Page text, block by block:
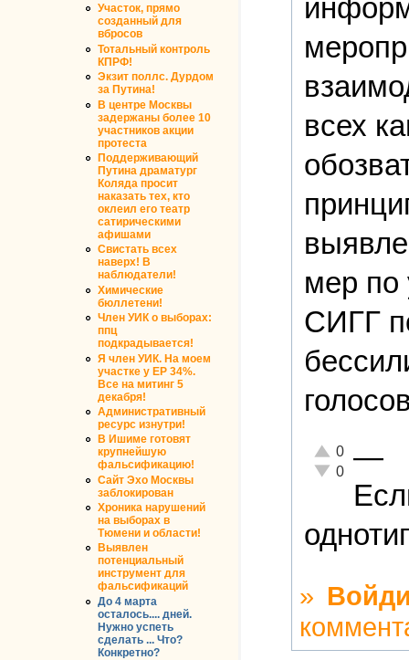
Участок, прямо
созданный для
вбросов
Тотальный контроль
КПРФ!
Экзит поллс. Дурдом
за Путина!
В центре Москвы
задержаны более 10
участников акции
протеста
Поддерживающий
Путина драматург
Коляда просит
наказать тех, кто
оклеил его театр
сатирическими
афишами
Свистать всех
наверх! В
наблюдатели!
Химические
бюллетени!
Член УИК о выборах:
ппц
подкрадывается!
Я член УИК. На моем
участке у ЕР 34%.
Все на митинг 5
декабря!
Административный
ресурс изнутри!
В Ишиме готовят
крупнейшую
фальсификацию!
Сайт Эхо Москвы
заблокирован
Хроника нарушений
на выборах в
Тюмени и области!
Выявлен
потенциальный
инструмент для
фальсификаций
До 4 марта
осталось.... дней.
Нужно успеть
сделать ... Что?
Конкретно?
всех
мер по
СИГГ
Отлично!
0
Неадекватно!
0 —
»